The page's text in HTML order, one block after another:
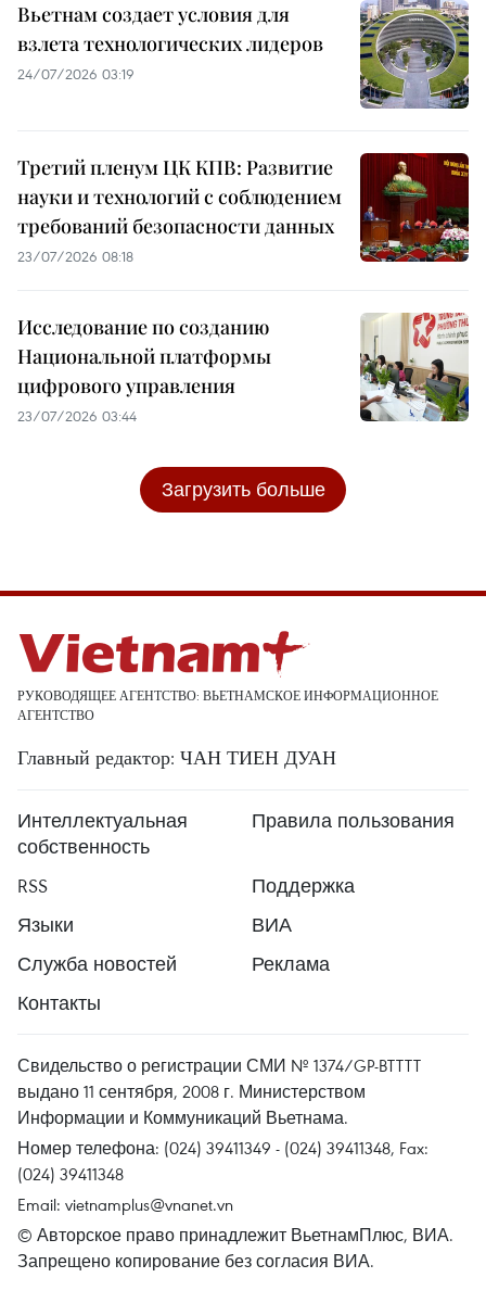
Вьетнам создает условия для
взлета технологических лидеров
24/07/2026 03:19
Третий пленум ЦК КПВ: Развитие
науки и технологий с соблюдением
требований безопасности данных
23/07/2026 08:18
Исследование по созданию
Национальной платформы
цифрового управления
23/07/2026 03:44
Загрузить больше
РУКОВОДЯЩЕЕ АГЕНТСТВО: ВЬЕТНАМСКОЕ ИНФОРМАЦИОННОЕ
АГЕНТСТВО
Главный редактор: ЧАН ТИЕН ДУАН
Интеллектуальная
собственность
Правила пользования
RSS
Поддержка
Языки
ВИА
Служба новостей
Реклама
Контакты
Свидельство о регистрации СМИ № 1374/GP-BTTTT
выдано 11 сентября, 2008 г. Министерством
Информации и Коммуникаций Вьетнама.
Номер телефона: (024) 39411349 - (024) 39411348, Fax:
(024) 39411348
Email: vietnamplus@vnanet.vn
© Авторское право принадлежит ВьетнамПлюс, ВИА.
Запрещено копирование без согласия ВИА.